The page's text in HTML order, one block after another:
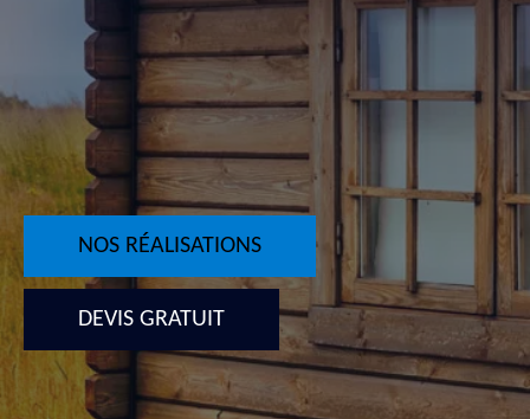
NOS RÉALISATIONS
DEVIS GRATUIT